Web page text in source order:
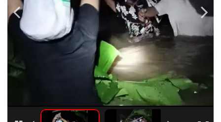
CbizReview
•
Cyber BIZ
ผู้จัดกวน
Good health & Well-being
Green Innovation & SD
Infographic